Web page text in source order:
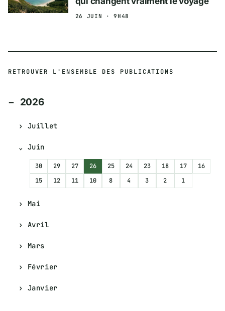
26 JUIN · 9H48
RETROUVER L'ENSEMBLE DES PUBLICATIONS
2026
Juillet
Juin
30 29 27 26 25 24 23 18 17
16
15
12 11 10 8 4 3 2 1
Mai
Avril
Mars
Février
Janvier